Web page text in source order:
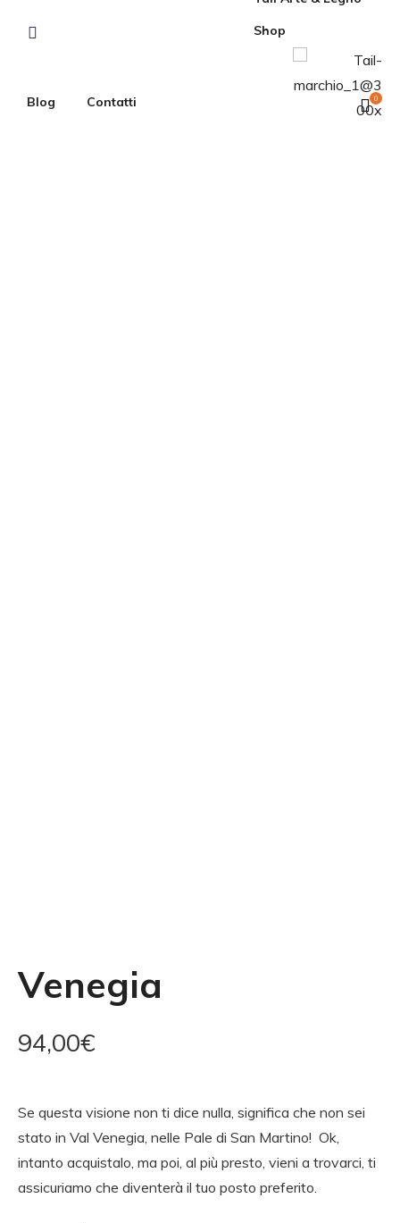
Shop
Blog Contatti 0
Venegia
94,00€
Se questa visione non ti dice nulla, significa che non sei
stato in Val Venegia, nelle Pale di San Martino! Ok,
intanto acquistalo, ma poi, al più presto, vieni a trovarci, ti
assicuriamo che diventerà il tuo posto preferito.